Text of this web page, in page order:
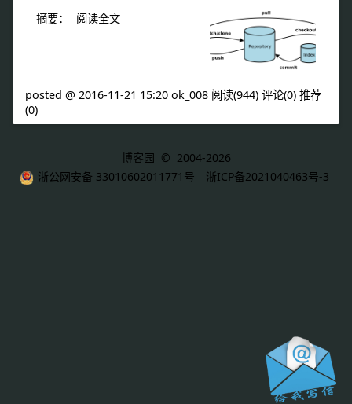
摘要： 阅读全文
posted @ 2016-11-21 15:20 ok_008 阅读(944) 评论(0) 推荐
(0)
博客园 © 2004-2026
浙公网安备 33010602011771号
浙ICP备2021040463号-3